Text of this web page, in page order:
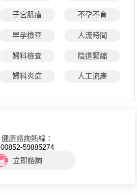
子宮肌瘤 不孕不育
早孕檢查 人流時間
婦科檢查 陰道緊縮
婦科炎症 人工流產
健康諮詢熱線：
00852-59885274
立即諮詢